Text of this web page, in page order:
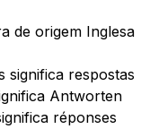
de origem Inglesa
significa respostas
Antworten
réponses